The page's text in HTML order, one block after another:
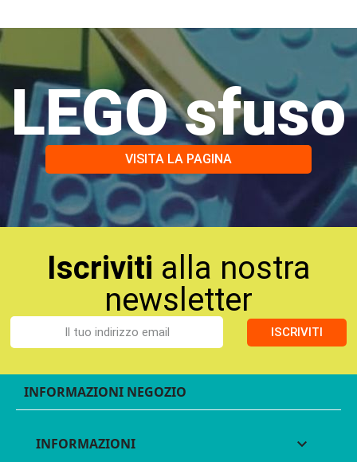
LEGO sfuso
VISITA LA PAGINA
Iscriviti alla nostra
newsletter
ISCRIVITI
INFORMAZIONI NEGOZIO
INFORMAZIONI 